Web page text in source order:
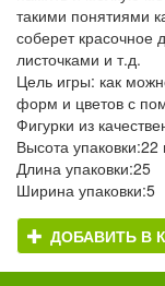
такими понятиями
соберет красочное
листочками и т.д.
Цель игры: как
форм и цветов с
Фигурки из
Высота
Длина упаковки:25
Ширина упаковки:5
ДОБАВИТЬ В